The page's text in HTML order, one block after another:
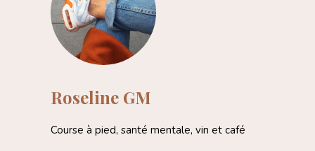
Roseline GM
Course à pied, santé mentale, vin et café